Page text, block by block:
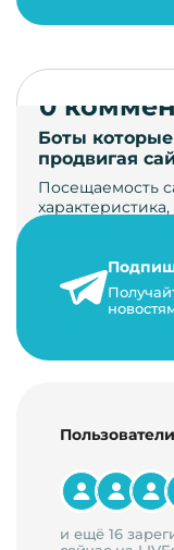
Боты
продвигая
Посещаемость
22 мая 2024 г.
9 минут на чтение
0
и ещё 16